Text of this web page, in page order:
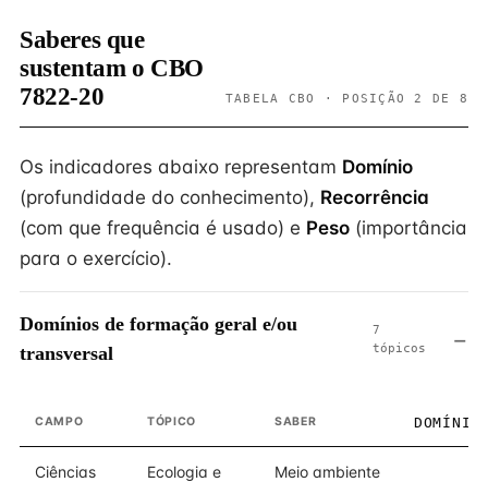
Saberes que
sustentam o CBO
7822-20
TABELA CBO · POSIÇÃO 2 DE 8
Os indicadores abaixo representam Domínio
(profundidade do conhecimento), Recorrência
(com que frequência é usado) e Peso (importância
para o exercício).
Domínios de formação geral e/ou
transversal
7
tópicos
CAMPO TÓPICO SABER DOMÍNIO
Ciências
Ecologia e
Meio ambiente